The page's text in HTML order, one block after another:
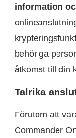
information
behöriga
åtkomst till din
Talrika
Förutom att
Commander